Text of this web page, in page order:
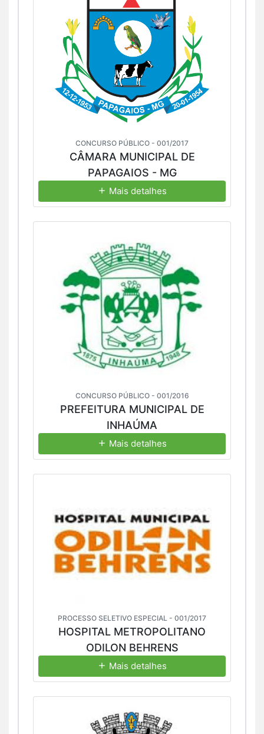
CONCURSO PÚBLICO - 001/2017
CÂMARA MUNICIPAL DE
PAPAGAIOS - MG
Mais detalhes
CONCURSO PÚBLICO - 001/2016
PREFEITURA MUNICIPAL DE
INHAÚMA
Mais detalhes
PROCESSO SELETIVO ESPECIAL - 001/2017
HOSPITAL METROPOLITANO
ODILON BEHRENS
Mais detalhes